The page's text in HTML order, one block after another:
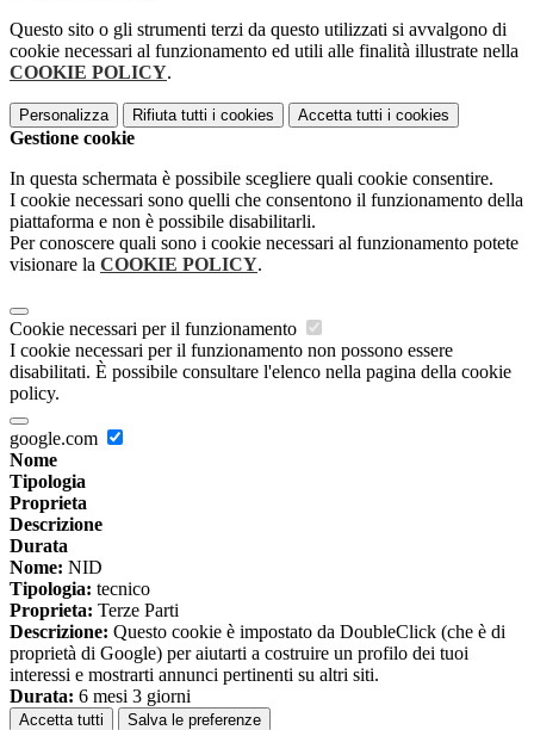
Questo sito o gli strumenti terzi da questo utilizzati si avvalgono di
cookie necessari al funzionamento ed utili alle finalità illustrate nella
COOKIE POLICY.
Personalizza Rifiuta tutti i cookies Accetta tutti i cookies
Gestione cookie
In questa schermata è possibile scegliere quali cookie consentire.
I cookie necessari sono quelli che consentono il funzionamento della
piattaforma e non è possibile disabilitarli.
Per conoscere quali sono i cookie necessari al funzionamento potete
visionare la COOKIE POLICY.
Cookie necessari per il funzionamento
I cookie necessari per il funzionamento non possono essere
disabilitati. È possibile consultare l'elenco nella pagina della cookie
policy.
google.com
Nome
Tipologia
Proprieta
Descrizione
Durata
Nome: NID
Tipologia: tecnico
Proprieta: Terze Parti
Descrizione: Questo cookie è impostato da DoubleClick (che è di
proprietà di Google) per aiutarti a costruire un profilo dei tuoi
interessi e mostrarti annunci pertinenti su altri siti.
Durata: 6 mesi 3 giorni
Accetta tutti Salva le preferenze